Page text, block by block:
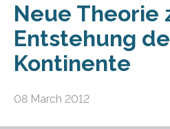
Neue Theorie
Entstehung
Kontinente
08 March 2012